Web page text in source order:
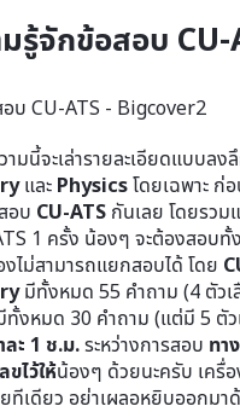
รู้จักข้อสอบ CU-
จะเล่ารายละเอียดแบบลงลึ
และ Physicsโดยเฉพาะ ก่
อบ CU-ATS กันเลย โดยรวม
1 ครั้ง น้องๆ จะต้องสอบทั้
ไม่สามารถแยกสอบได้ โดย
มีทั้งหมด 55 คำถาม (4 ตัวเ
ทั้งหมด 30 คำถาม (แต่มี 5 ตัว
ละ 1 ช.ม.ระหว่างการสอบ ทา
ขไว้ให้น้องๆ ด้วยนะครับ เครื่
ทีเดียว อย่าเผลอหยิบออกมา